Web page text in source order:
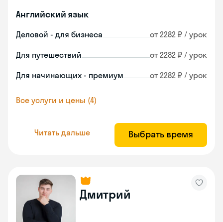
Английский язык
Деловой - для бизнеса от 2282 ₽ / урок
Для путешествий от 2282 ₽ / урок
Для начинающих - премиум от 2282 ₽ / урок
Все услуги и цены (4)
Читать дальше Выбрать время
Дмитрий